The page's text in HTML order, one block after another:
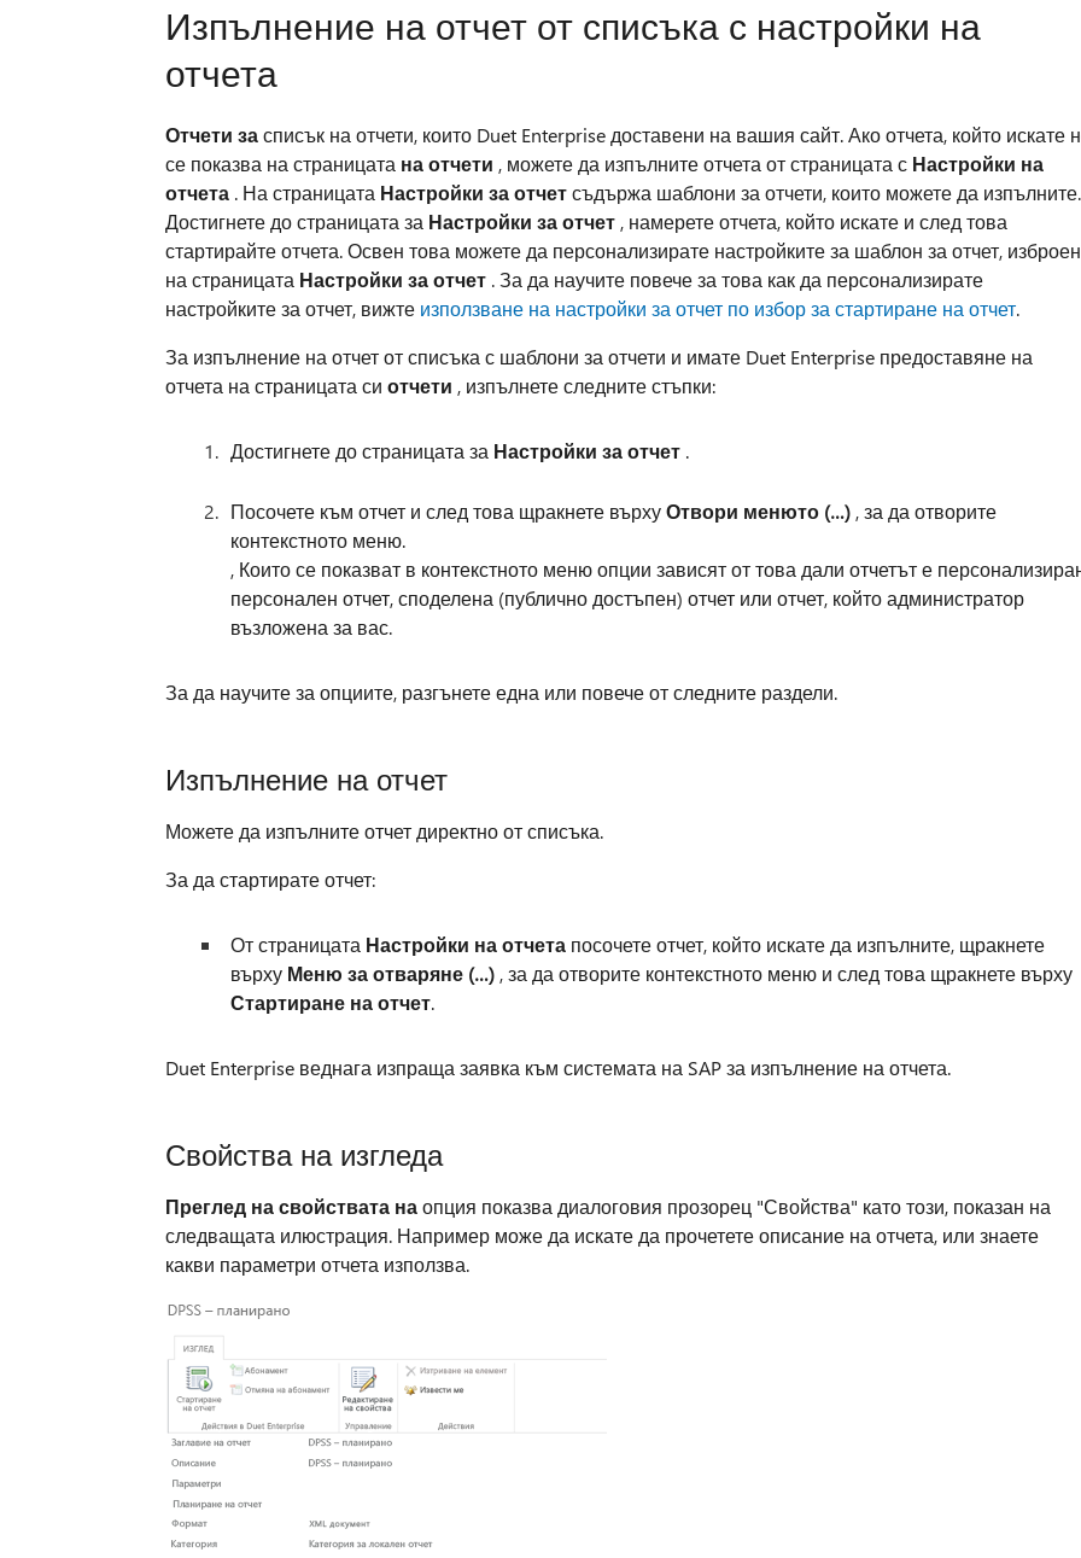
Изпълнение на отчет от списъка с настройки на
отчета
Отчети засписък на отчети, които Duet Enterprise доставени на вашия сайт. Ако отчета, който искате
се показва на страницата на отчети , можете да изпълните отчета от страницата с Настройки на
отчета. На страницата Настройки за отчетсъдържа шаблони за отчети, които можете да изпълните.
Достигнете до страницата за Настройки за отчет, намерете отчета, който искате и след това
стартирайте отчета. Освен това можете да персонализирате настройките за шаблон за отчет,
на страницата Настройки за отчет. За да научите повече за това как да персонализирате
настройките за отчет, вижте използване на настройки за отчет по избор за стартиране на отчет.
За изпълнение на отчет от списъка с шаблони за отчети и имате Duet Enterprise предоставяне на
отчета на страницата си отчети , изпълнете следните стъпки:
Достигнете до страницата за Настройки за отчет.
Посочете към отчет и след това щракнете върхуОтвори менюто (…), за да отворите
контекстното меню.
, Които се показват в контекстното меню опции зависят от това дали отчетът е
персонален отчет, споделена (публично достъпен) отчет или отчет, който администратор
възложена за вас.
За да научите за опциите, разгънете една или повече от следните раздели.
Изпълнение на отчет
Можете да изпълните отчет директно от списъка.
За да стартирате отчет:
От страницата Настройки на отчетапосочете отчет, който искате да изпълните, щракнете
върху Меню за отваряне (…), за да отворите контекстното меню и след това щракнете върху
Стартиране на отчет.
Duet Enterprise веднага изпраща заявка към системата на SAP за изпълнение на отчета.
Свойства на изгледа
Преглед на свойствата наопция показва диалоговия прозорец "Свойства" като този, показан на
следващата илюстрация. Например може да искате да прочетете описание на отчета, или знаете
какви параметри отчета използва.